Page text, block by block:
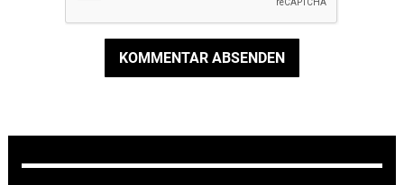
KOMMENTAR ABSENDEN